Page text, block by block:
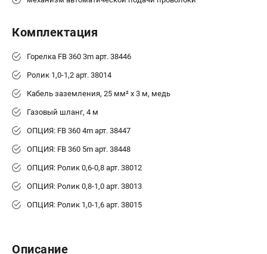
Комплектация
Горелка FB 360 3m арт. 38446
Ролик 1,0-1,2 арт. 38014
Кабель заземления, 25 мм² х 3 м, медь
Газовый шланг, 4 м
ОПЦИЯ: FB 360 4m арт. 38447
ОПЦИЯ: FB 360 5m арт. 38448
ОПЦИЯ: Ролик 0,6-0,8 арт. 38012
ОПЦИЯ: Ролик 0,8-1,0 арт. 38013
ОПЦИЯ: Ролик 1,0-1,6 арт. 38015
Описание